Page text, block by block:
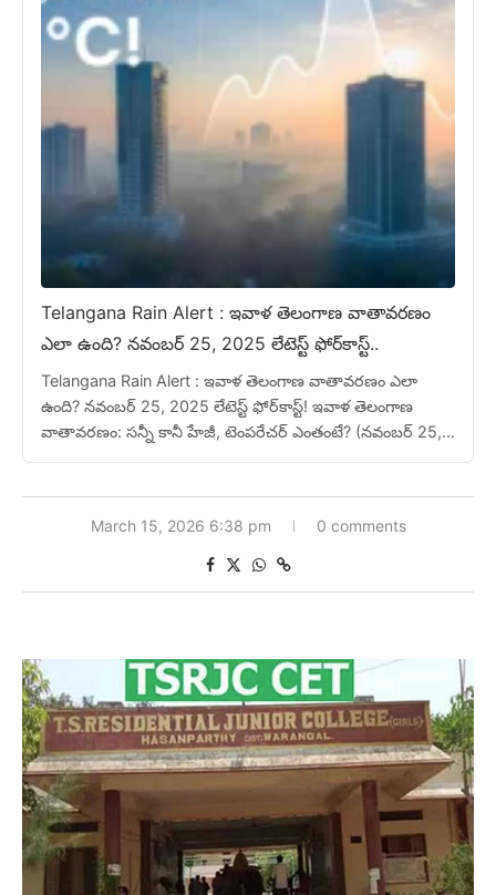
Telangana Rain Alert : ఇవాళ తెలంగాణ వాతావరణం
ఎలా ఉంది? నవంబర్ 25, 2025 లేటెస్ట్ ఫోర్‌కాస్ట్..
Telangana Rain Alert : ఇవాళ తెలంగాణ వాతావరణం ఎలా
ఉంది? నవంబర్ 25, 2025 లేటెస్ట్ ఫోర్‌కాస్ట్! ఇవాళ తెలంగాణ
వాతావరణం: సన్నీ కానీ హేజీ, టెంపరేచర్ ఎంతంటే? (నవంబర్ 25,
March 15, 2026 6:38 pm 0 comments